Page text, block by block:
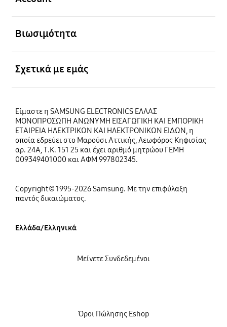
Βιωσιμότητα
Σχετικά με εμάς
Είμαστε η SAMSUNG ELECTRONICS ΕΛΛΑΣ
ΜΟΝΟΠΡΟΣΩΠΗ ΑΝΩΝΥΜΗ ΕΙΣΑΓΩΓΙΚΗ ΚΑΙ ΕΜΠΟΡΙΚΗ
ΕΤΑΙΡΕΙΑ ΗΛΕΚΤΡΙΚΩΝ ΚΑΙ ΗΛΕΚΤΡΟΝΙΚΩΝ ΕΙΔΩΝ, η
οποία εδρεύει στο Μαρούσι Αττικής, Λεωφόρος Κηφισίας
αρ. 24Α, Τ.Κ. 151 25 και έχει αριθμό μητρώου ΓΕΜΗ
009349401000 και ΑΦΜ 997802345.
Copyright© 1995-2026 Samsung. Με την επιφύλαξη
παντός δικαιώματος.
Ελλάδα/Ελληνικά
Όροι Πώλησης Eshop
Μείνετε Συνδεδεμένοι